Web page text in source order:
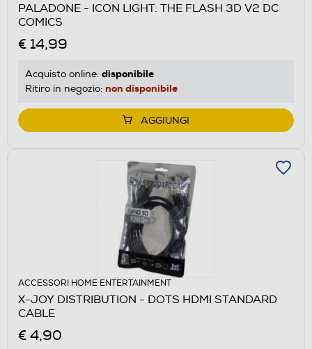
PALADONE - ICON LIGHT: THE FLASH 3D V2 DC
COMICS
€ 14,99
Acquisto online: disponibile
Ritiro in negozio: non disponibile
AGGIUNGI
ACCESSORI HOME ENTERTAINMENT
X-JOY DISTRIBUTION - DOTS HDMI STANDARD
CABLE
€ 4,90